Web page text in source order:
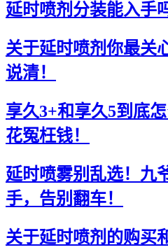
延时喷剂分装能入手
关于延时喷剂你最关
说清！
享久3+和享久5到底
花冤枉钱！
延时喷雾别乱选！九
手，告别翻车！
关于延时喷剂的购买